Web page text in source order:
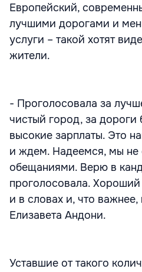
Европейский,
лучшими дорогами и
услуги – такой хотят
жители.
- Проголосовала за
чистый город, за дороги
высокие зарплаты. Это
и ждем. Надеемся, мы не
обещаниями. Верю в
проголосовала. Хороший
и в словах и, что важнее,
Елизавета Андони.
Уставшие от такого